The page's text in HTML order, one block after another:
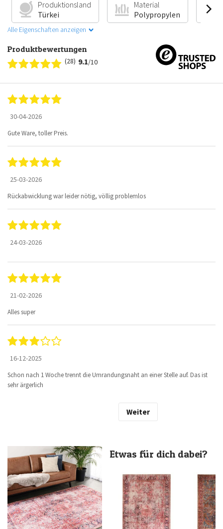
Produktionsland
Türkei
Material
Polypropylen
Alle Eigenschaften anzeigen
Produktbewertungen
(28) 9.1/10
30-04-2026
Gute Ware, toller Preis.
25-03-2026
Rückabwicklung war leider nötig, völlig problemlos
24-03-2026
21-02-2026
Alles super
16-12-2025
Schon nach 1 Woche trennt die Umrandungsnaht an einer Stelle auf. Das ist
sehr ärgerlich
Weiter
Etwas für dich dabei?